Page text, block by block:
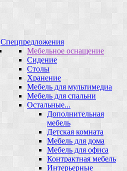
Спецпредложения
Мебельное оснащение
Сидение
Столы
Хранение
Мебель для мультимедиа
Мебель для спальни
Остальные...
Дополнительная
мебель
Детская комната
Мебель для дома
Мебель для офиса
Контрактная мебель
Интерьерные